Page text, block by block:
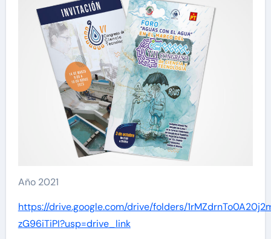
Año 2021
https://drive.google.com/drive/folders/
zG96iTiPI?usp=drive_link